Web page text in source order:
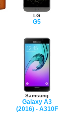
LG
G5
Samsung
Galaxy A3
(2016) - A310F